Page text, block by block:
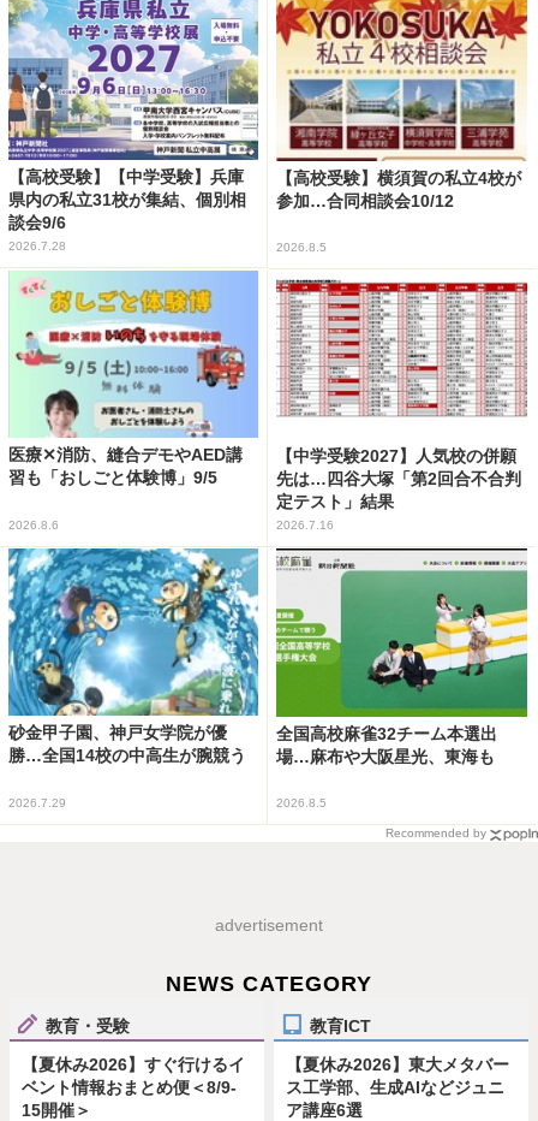
【高校受験】【中学受験】兵庫
県内の私立31校が集結、個別相
談会9/6
2026.7.28
【高校受験】横須賀の私立4校が
参加…合同相談会10/12
2026.8.5
医療✕消防、縫合デモやAED講
習も「おしごと体験博」9/5
2026.8.6
【中学受験2027】人気校の併願
先は…四谷大塚「第2回合不合判
定テスト」結果
2026.7.16
砂金甲子園、神戸女学院が優
勝…全国14校の中高生が腕競う
2026.7.29
全国高校麻雀32チーム本選出
場…麻布や大阪星光、東海も
2026.8.5
Recommended by
advertisement
NEWS CATEGORY
教育・受験
【夏休み2026】すぐ行けるイ
ベント情報おまとめ便＜8/9-
15開催＞
教育ICT
【夏休み2026】東大メタバー
ス工学部、生成AIなどジュニ
ア講座6選